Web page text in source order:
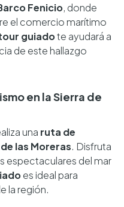
Fenicio, donde
el comercio marítimo
guiadote ayudará a
de este hallazgo
en la Sierra de
una ruta de
las Moreras. Disfruta
espectaculares del mar
es ideal para
la región.